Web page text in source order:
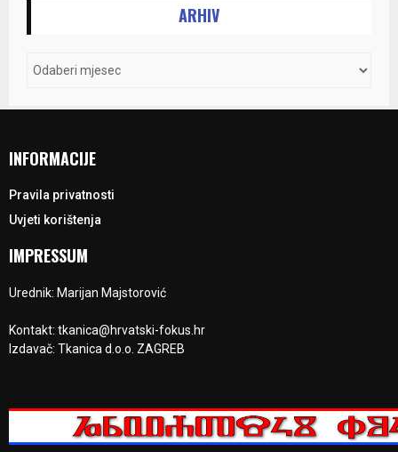
ARHIV
INFORMACIJE
Pravila privatnosti
Uvjeti korištenja
IMPRESSUM
Urednik: Marijan Majstorović
Kontakt: tkanica@hrvatski-fokus.hr
Izdavač: Tkanica d.o.o. ZAGREB